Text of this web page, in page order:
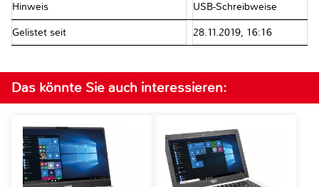
Hinweis USB-Schreibweise
Gelistet seit 28.11.2019, 16:16
Das könnte Sie auch interessieren: